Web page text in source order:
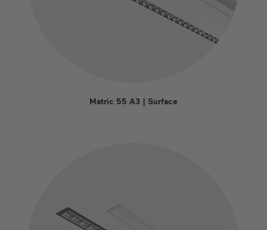
Matric 55 A3 | Surface